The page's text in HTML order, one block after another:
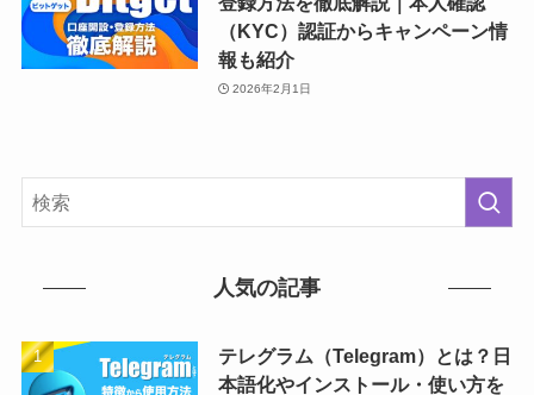
（KYC）認証からキャンペーン情
報も紹介
2026年2月1日
人気の記事
テレグラム（Telegram）とは？日
本語化やインストール・使い方を